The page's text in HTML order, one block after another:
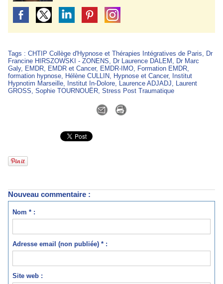
Tags : CHTIP Collège d'Hypnose et Thérapies Intégratives de Paris, Dr
Francine HIRSZOWSKI - ZONENS, Dr Laurence DALEM , Dr Marc
Galy, EMDR, EMDR et Cancer, EMDR-IMO, Formation EMDR,
formation hypnose, Hélène CULLIN, Hypnose et Cancer, Institut
Hypnotim Marseille, Institut In-Dolore, Laurence ADJADJ, Laurent
GROSS, Sophie TOURNOUËR, Stress Post Traumatique
Nouveau commentaire :
Nom * :
Adresse email (non publiée) * :
Site web :